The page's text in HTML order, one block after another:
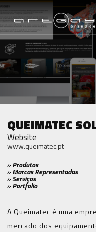
QUEIMATEC
Website
www.queimatec.pt
» Produtos
» Marcas Representadas
» Serviços
» Portfolio
A Queimatec é uma
mercado dos